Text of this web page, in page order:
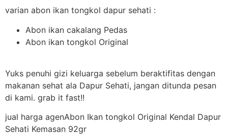
varian abon ikan tongkol dapur sehati :
Abon ikan cakalang Pedas
Abon ikan tongkol Original
Yuks penuhi gizi keluarga sebelum beraktifitas dengan
makanan sehat ala Dapur Sehati, jangan ditunda pesan
di kami. grab it fast!!
jual harga agenAbon Ikan tongkol Original Kendal Dapur
Sehati Kemasan 92gr